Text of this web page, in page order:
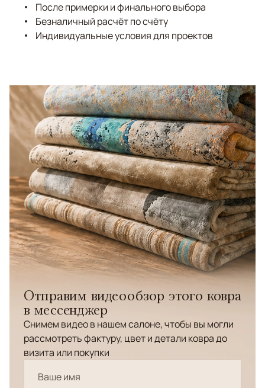
После примерки и финального выбора
Безналичный расчёт по счёту
Индивидуальные условия для проектов
Отправим видеообзор этого ковра
в мессенджер
Снимем видео в нашем салоне, чтобы вы могли
рассмотреть фактуру, цвет и детали ковра до
визита или покупки